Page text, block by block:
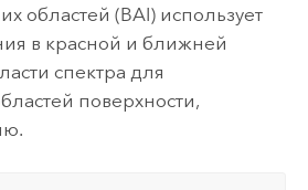
областей (BAI) использует
в красной и ближней
спектра для
поверхности,